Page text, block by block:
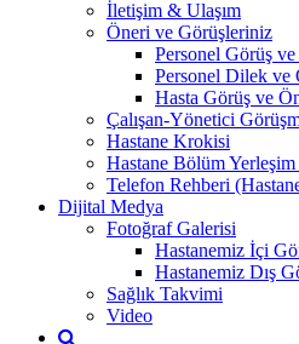
İletişim & Ulaşım
Öneri ve Görüşleriniz
Personel Görüş
Personel Dilek ve
Hasta Görüş ve
Çalışan-Yönetici
Hastane Krokisi
Hastane Bölüm Yerleşim
Telefon Rehberi
Dijital Medya
Fotoğraf Galerisi
Hastanemiz İçi
Hastanemiz Dış
Sağlık Takvimi
Video